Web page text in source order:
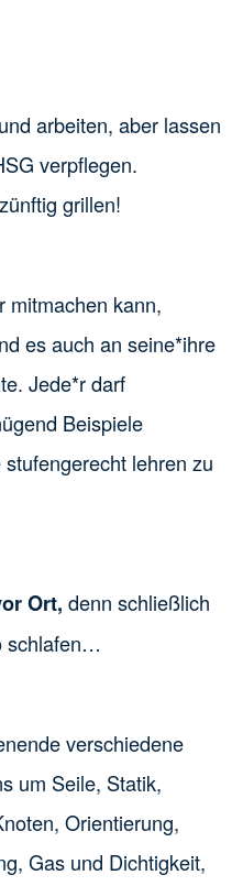
arbeiten, aber lassen
verpflegen.
grillen!
mitmachen kann,
es auch an seine*ihre
Jede*r darf
Beispiele
lehren zu
Ort, denn schließlich
schlafen…
verschiedene
um Seile, Statik,
Orientierung,
Gas und Dichtigkeit,